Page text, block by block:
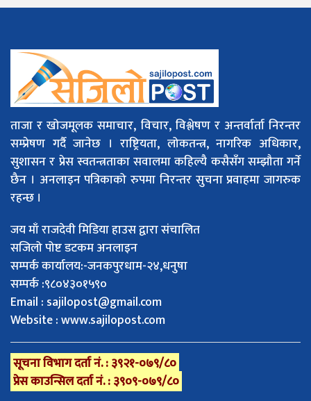
ताजा र खोजमूलक समाचार, विचार, विश्लेषण र अन्तर्वार्ता निरन्तर
सम्प्रेषण गर्दै जानेछ । राष्ट्रियता, लोकतन्त्र, नागरिक अधिकार,
सुशासन र प्रेस स्वतन्त्रताका सवालमा कहिल्यै कसैसँग सम्झौता गर्ने
छैन । अनलाइन पत्रिकाको रुपमा निरन्तर सुचना प्रवाहमा जागरुक
रहन्छ ।
जय माँ राजदेवी मिडिया हाउस द्वारा संचालित
सजिलो पोष्ट डटकम अनलाइन
सम्पर्क कार्यालय:-जनकपुरधाम-२४,धनुषा
सम्पर्क :९८०४३०१५९०
Email : sajilopost@gmail.com
Website : www.sajilopost.com
सूचना विभाग दर्ता नं. : ३९२१-०७९/८०
प्रेस काउन्सिल दर्ता नं. : ३९०९-०७९/८०